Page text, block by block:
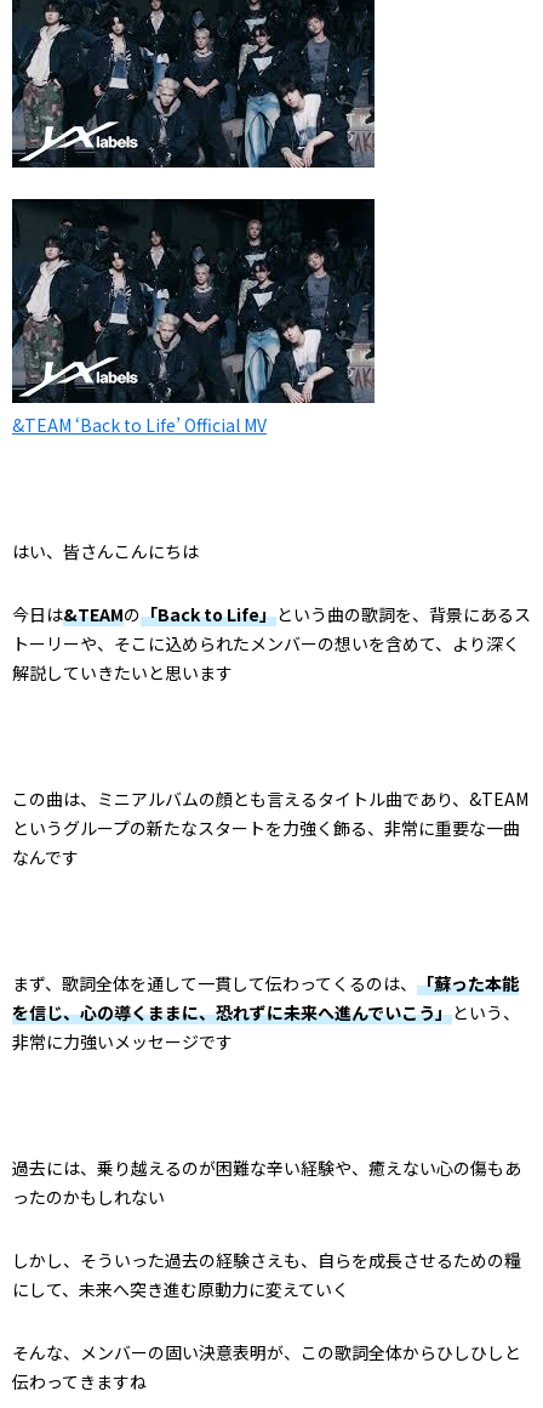
&TEAM ‘Back to Life’ Official MV
はい、皆さんこんにちは
今日は&TEAMの「Back to Life」という曲の歌詞を、背景にあるス
トーリーや、そこに込められたメンバーの想いを含めて、より深く
解説していきたいと思います
この曲は、ミニアルバムの顔とも言えるタイトル曲であり、&TEAM
というグループの新たなスタートを力強く飾る、非常に重要な一曲
なんです
まず、歌詞全体を通して一貫して伝わってくるのは、 「蘇った本能
を信じ、心の導くままに、恐れずに未来へ進んでいこう」という、
非常に力強いメッセージです
過去には、乗り越えるのが困難な辛い経験や、癒えない心の傷もあ
ったのかもしれない
しかし、そういった過去の経験さえも、自らを成長させるための糧
にして、未来へ突き進む原動力に変えていく
そんな、メンバーの固い決意表明が、この歌詞全体からひしひしと
伝わってきますね